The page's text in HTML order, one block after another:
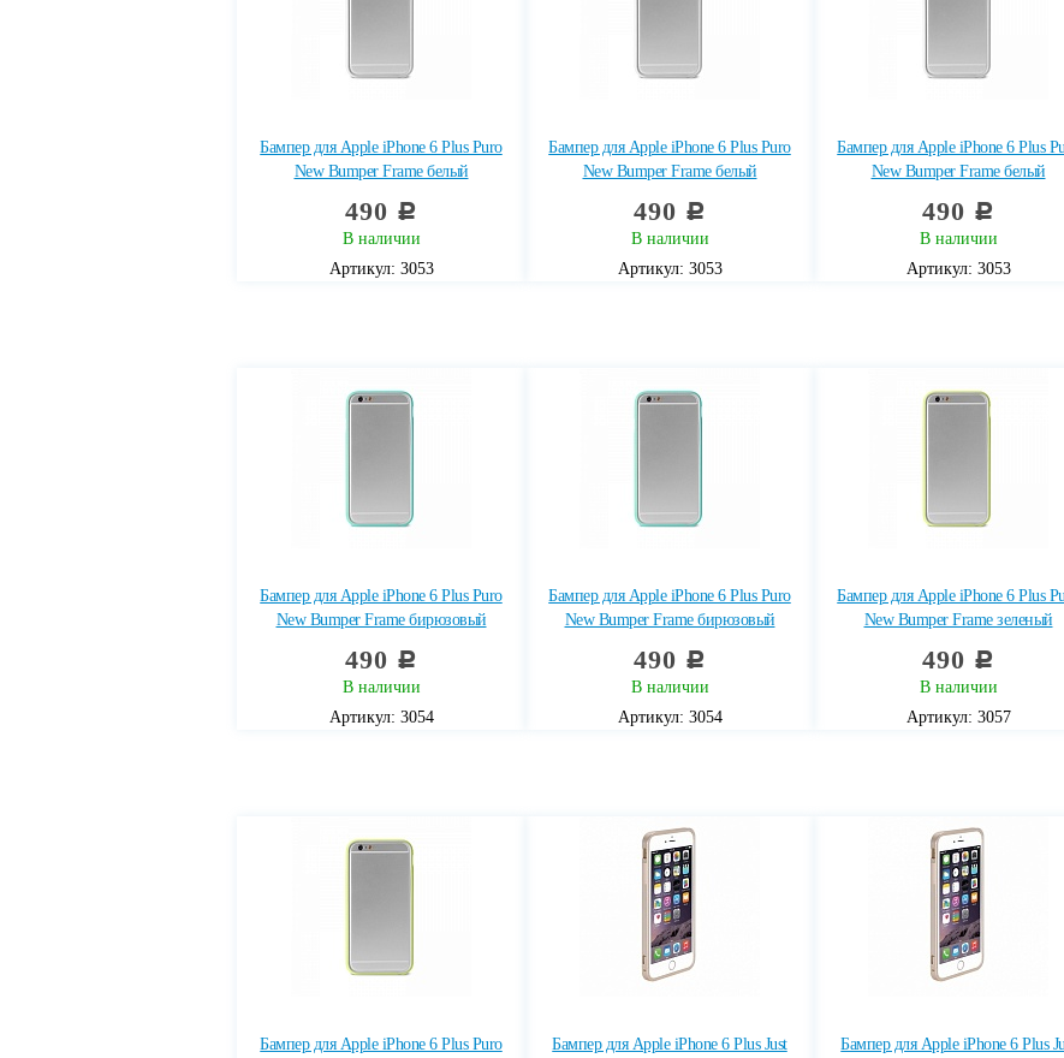
Бампер для Apple iPhone 6 Plus Puro
New Bumper Frame белый
490 c
В наличии
Артикул: 3053
Бампер для Apple iPhone 6 Plus Puro
New Bumper Frame белый
490 c
В наличии
Артикул: 3053
Бампер для Apple iPhone 6 Plus
New Bumper Frame белый
490 c
В наличии
Артикул: 3053
Бампер для Apple iPhone 6 Plus Puro
New Bumper Frame бирюзовый
490 c
В наличии
Артикул: 3054
Бампер для Apple iPhone 6 Plus Puro
New Bumper Frame бирюзовый
490 c
В наличии
Артикул: 3054
Бампер для Apple iPhone 6 Plus
New Bumper Frame зеленый
490 c
В наличии
Артикул: 3057
Бампер для Apple iPhone 6 Plus Puro
Бампер для Apple iPhone 6 Plus Just
Бампер для Apple iPhone 6 Plus